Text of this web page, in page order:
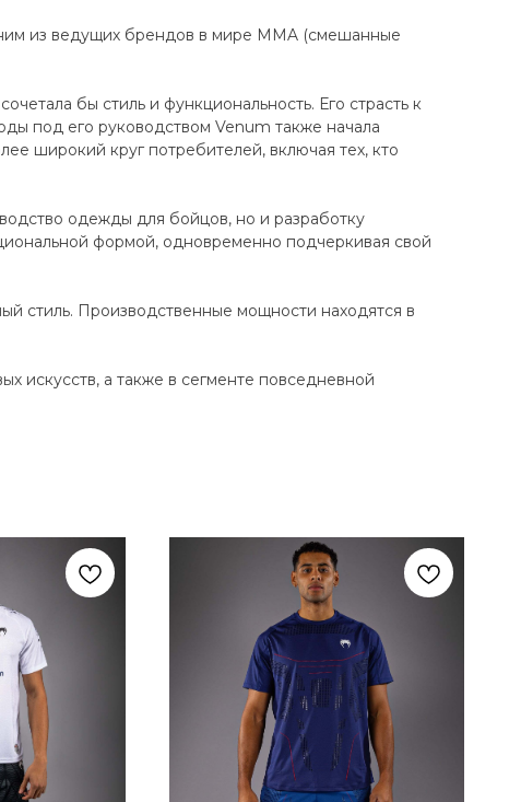
из ведущих брендов в мире MMA (смешанные
бы стиль и функциональность. Его страсть к
под его руководством Venum также начала
широкий круг потребителей, включая тех, кто
одежды для бойцов, но и разработку
формой, одновременно подчеркивая свой
стиль. Производственные мощности находятся в
искусств, а также в сегменте повседневной